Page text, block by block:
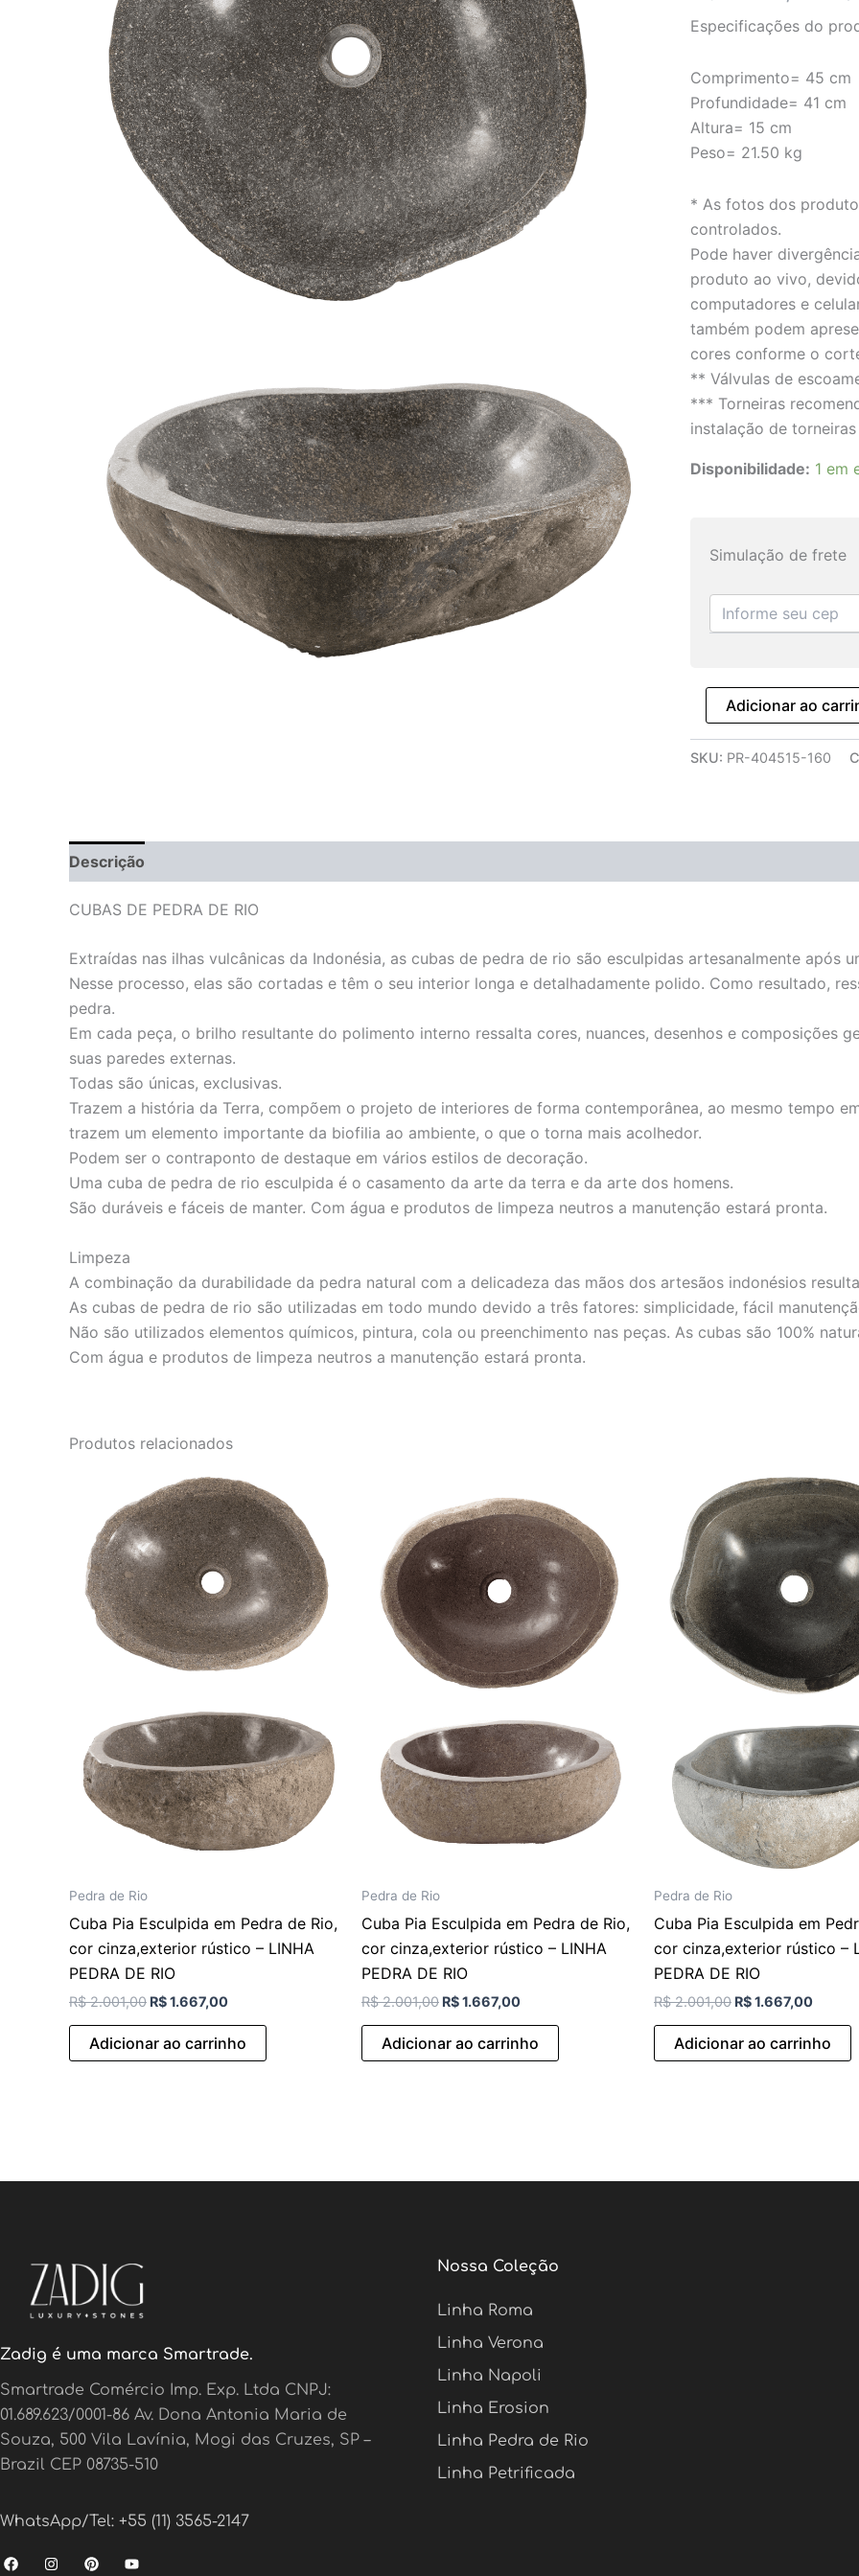
Especificações do
Comprimento= 45 cm
Profundidade= 41 cm
Altura= 15 cm
Peso= 21.50 kg
* As fotos dos
controlados.
Pode haver
produto ao vivo,
computadores e
também podem
cores conforme o
** Válvulas de
*** Torneiras
instalação de
Disponibilidade: 1 em
Simulação de frete
-
DE
RIO
quantidade
Adicionar ao
SKU: PR-404515-160
Descrição
CUBAS DE PEDRA DE RIO
Extraídas nas ilhas vulcânicas da Indonésia, as cubas de pedra de rio são esculpidas artesanalmente após
Nesse processo, elas são cortadas e têm o seu interior longa e detalhadamente polido. Como resultado,
pedra.
Em cada peça, o brilho resultante do polimento interno ressalta cores, nuances, desenhos e composições
suas paredes externas.
Todas são únicas, exclusivas.
Trazem a história da Terra, compõem o projeto de interiores de forma contemporânea, ao mesmo tempo
trazem um elemento importante da biofilia ao ambiente, o que o torna mais acolhedor.
Podem ser o contraponto de destaque em vários estilos de decoração.
Uma cuba de pedra de rio esculpida é o casamento da arte da terra e da arte dos homens.
São duráveis e fáceis de manter. Com água e produtos de limpeza neutros a manutenção estará pronta.
Limpeza
A combinação da durabilidade da pedra natural com a delicadeza das mãos dos artesãos indonésios
As cubas de pedra de rio são utilizadas em todo mundo devido a três fatores: simplicidade, fácil
Não são utilizados elementos químicos, pintura, cola ou preenchimento nas peças. As cubas são 100%
Com água e produtos de limpeza neutros a manutenção estará pronta.
Produtos relacionados
Pedra de Rio
Cuba Pia Esculpida em Pedra de Rio,
cor cinza,exterior rústico – LINHA
PEDRA DE RIO
R$2.001,00
preço
original
era:
R$ 2.001,00.
R$1.667,00
preço
atual
é:
R$ 1.667,00.
Adicionar ao carrinho
Pedra de Rio
Cuba Pia Esculpida em Pedra de Rio,
cor cinza,exterior rústico – LINHA
PEDRA DE RIO
R$2.001,00
original
era:
R$ 2.001,00.
R$1.667,00
atual
é:
R$ 1.667,00.
Adicionar ao carrinho
Pedra de Rio
Cuba Pia Esculpida em
cor cinza,exterior rústico –
PEDRA DE RIO
R$2.001,00
preço
original
era:
R$ 2.001,00.
R$1.667,00
preço
atual
é:
R$
Adicionar ao carrinho
Zadig é uma marca Smartrade.
Smartrade Comércio Imp. Exp. Ltda CNPJ:
01.689.623/0001-86 Av. Dona Antonia Maria de
Souza, 500 Vila Lavínia, Mogi das Cruzes, SP –
Brazil CEP 08735-510
WhatsApp/Tel: +55 (11) 3565-2147
F I P Y
Nossa Coleção
Linha Roma
Linha Verona
Linha Napoli
Linha Erosion
Linha Pedra de Rio
Linha Petrificada